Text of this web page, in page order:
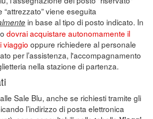
“attrezzato” viene eseguita
in base al tipo di posto indicato. In
dovrai acquistare autonomamente il
viaggio oppure richiedere al personale
per l’assistenza, l'accompagnamento
nella stazione di partenza.
Sale Blu, anche se richiesti tramite gli
l’indirizzo di posta elettronica